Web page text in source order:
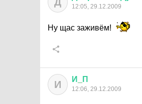
12:05, 29.12.2009
Ну щас заживём!
И И П
12:06, 29.12.2009